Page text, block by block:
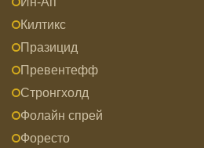
Килтикс
Празицид
Превентефф
Стронгхолд
Фолайн спрей
Форесто